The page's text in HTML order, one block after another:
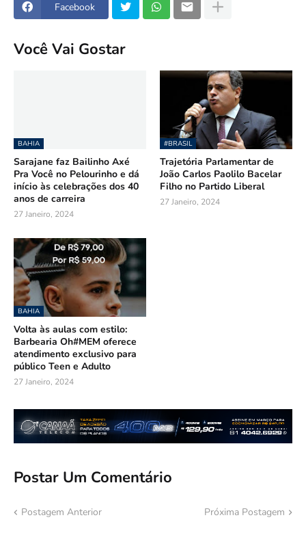
Facebook
Você Vai Gostar
BAHIA
Sarajane faz Bailinho Axé
Pra Você no Pelourinho e dá
início às celebrações dos 40
anos de carreira
27 Janeiro, 2024
#BRASIL
Trajetória Parlamentar de
João Carlos Paolilo Bacelar
Filho no Partido Liberal
27 Janeiro, 2024
BAHIA
Volta às aulas com estilo:
Barbearia Oh#MEM oferece
atendimento exclusivo para
público Teen e Adulto
27 Janeiro, 2024
Postar Um Comentário
Postagem Anterior Próxima Postagem